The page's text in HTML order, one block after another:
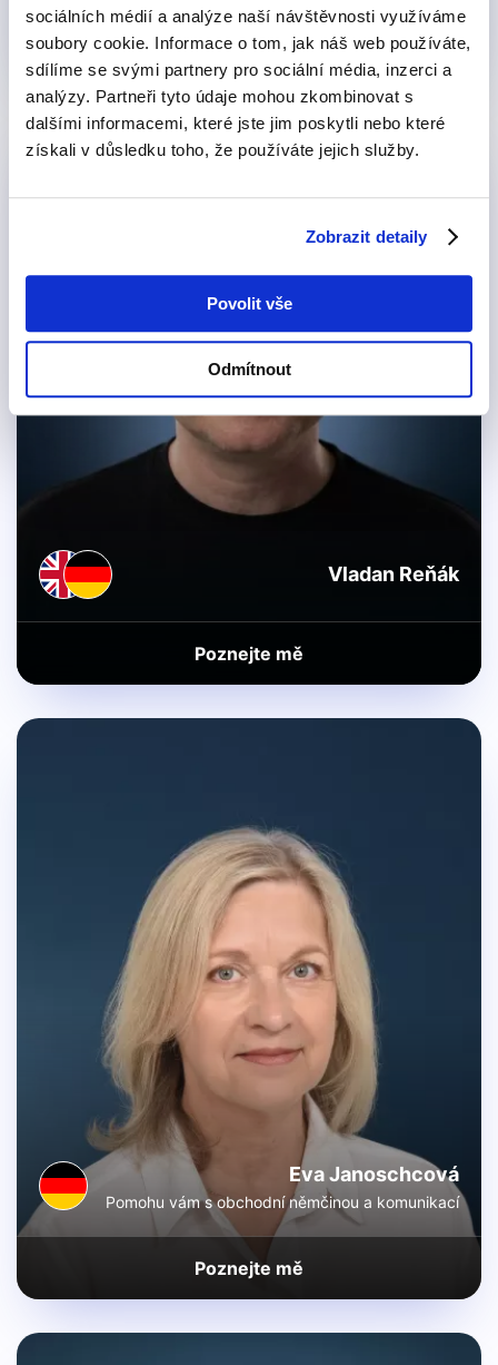
sociálních médií a analýze naší návštěvnosti využíváme
soubory cookie. Informace o tom, jak náš web používáte,
sdílíme se svými partnery pro sociální média, inzerci a
analýzy. Partneři tyto údaje mohou zkombinovat s
dalšími informacemi, které jste jim poskytli nebo které
získali v důsledku toho, že používáte jejich služby.
Zobrazit detaily
Povolit vše
Odmítnout
Poznejte mě
Vladan Reňák
Poznejte mě
Eva Janoschcová
Pomohu vám s obchodní němčinou a komunikací
Poznejte mě